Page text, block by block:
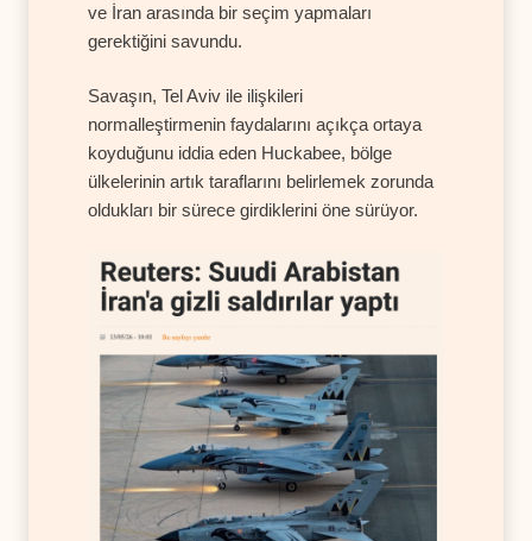
ve İran arasında bir seçim yapmaları
gerektiğini savundu.
Savaşın, Tel Aviv ile ilişkileri
normalleştirmenin faydalarını açıkça ortaya
koyduğunu iddia eden Huckabee, bölge
ülkelerinin artık taraflarını belirlemek zorunda
oldukları bir sürece girdiklerini öne sürüyor.